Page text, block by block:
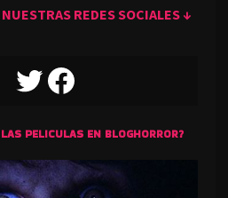
REDES SOCIALES ↓
TWITTERFACEBOOK
PELICULAS EN BLOGHORROR?